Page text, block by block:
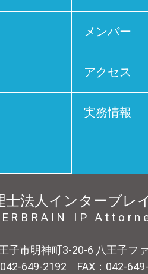
メンバー
アクセス
実務情報
士法人インターブレ
IP
子市明神町3-20-6 八王子フ
042-649-2192 FAX：042-